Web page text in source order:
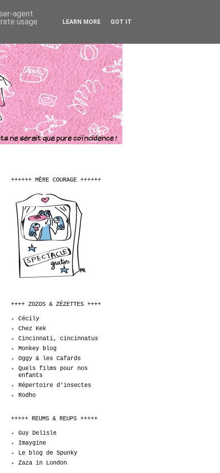
++++++ MÈRE COURAGE ++++++
++++ ZOZOS & ZÉZETTES ++++
Cécily
Chez Kek
Cincinnati, cincinnatus
Monkey blog
Oggy & les Cafards
Quels films pour nos
enfants
Répertoire d'insectes
Rodho
+++++ REUMS & REUPS +++++
Guy Delisle
Imaygine
Le blog de Spunky
Zaza in London
agent
usage
LEARN MORE GOT IT